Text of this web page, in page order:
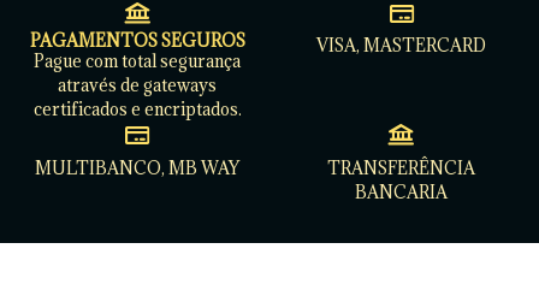
PAGAMENTOS SEGUROS
Pague com total segurança
através de gateways
certificados e encriptados.
VISA, MASTERCARD
MULTIBANCO, MB WAY
TRANSFERÊNCIA
BANCARIA